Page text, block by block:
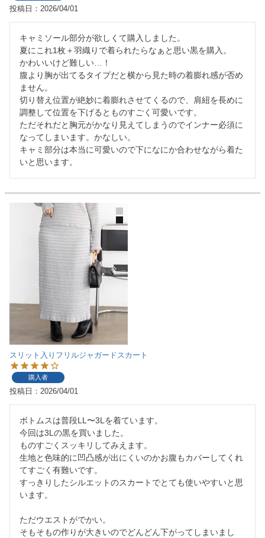
投稿日 2026/04/01
キャミソール部分が欲しくて購入しました。
夏にこれ1枚＋羽織りで着られたらなぁと思い黒を購入。
かわいいけど難しい…！
腹より胸が出てるタイプだと横から見た時の着膨れ感が否め
ません。
切り替え位置が絶妙に着膨れさせてくるので、肩紐を長めに
調整して位置を下げるとものすごく可愛いです。
ただそれだと胸元がかなり見えてしまうのでインナー必須に
なってしまいます。かなしい。
キャミ部分は本当に可愛いので下になにか合わせながら着た
いと思います。
スリット入りフリルジャガードスカート
購入者
投稿日 2026/04/01
ボトムスは普段LL〜3Lを着ています。
今回は3Lの黒を買いました。
ものすごくスッキリしてみえます。
生地と色味的に凹凸感が出にくいのかお腹もカバーしてくれ
てすごく有難いです。
すっきりしたシルエットのスカートでとても使いやすいと思
います。
ただウエストがでかい。
そもそもの作りが大きいのでどんどん下がってしまいまし